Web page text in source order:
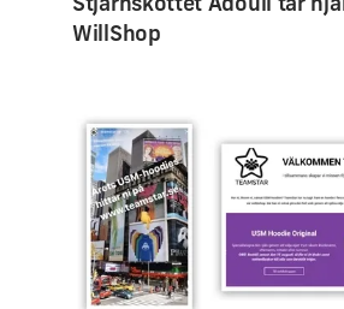
Stjärnskottet Adouli tar
WillShop